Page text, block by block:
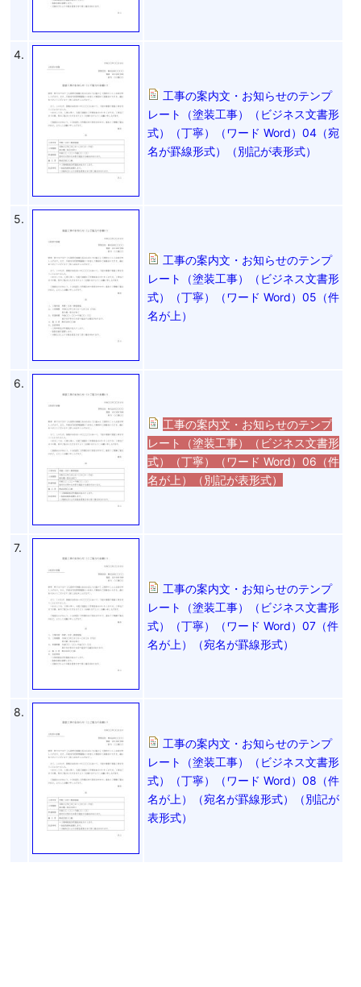
4.
工事の案内文・お知らせのテンプ
レート（塗装工事）（ビジネス文書形
式）（丁寧）（ワード Word）04（宛
名が罫線形式）（別記が表形式）
5.
工事の案内文・お知らせのテンプ
レート（塗装工事）（ビジネス文書形
式）（丁寧）（ワード Word）05（件
名が上）
6.
工事の案内文・お知らせのテンプ
レート（塗装工事）（ビジネス文書形
式）（丁寧）（ワード Word）06（件
名が上）（別記が表形式）
7.
工事の案内文・お知らせのテンプ
レート（塗装工事）（ビジネス文書形
式）（丁寧）（ワード Word）07（件
名が上）（宛名が罫線形式）
8.
工事の案内文・お知らせのテンプ
レート（塗装工事）（ビジネス文書形
式）（丁寧）（ワード Word）08（件
名が上）（宛名が罫線形式）（別記が
表形式）